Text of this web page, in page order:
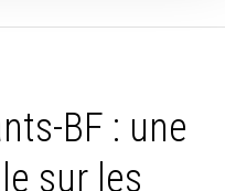
BF : une
sur les